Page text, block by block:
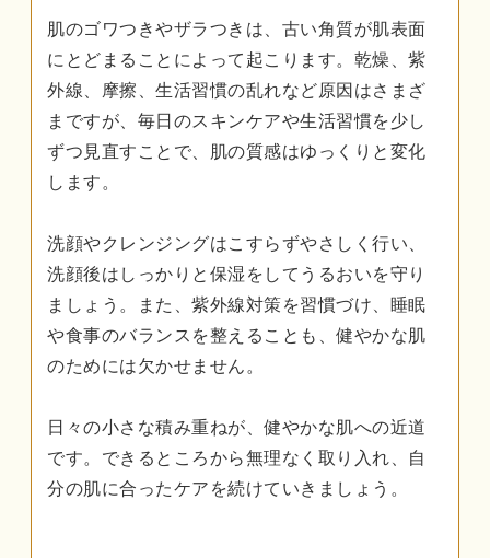
肌のゴワつきやザラつきは、古い角質が肌表面
にとどまることによって起こります。乾燥、紫
外線、摩擦、生活習慣の乱れなど原因はさまざ
まですが、毎日のスキンケアや生活習慣を少し
ずつ見直すことで、肌の質感はゆっくりと変化
します。
洗顔やクレンジングはこすらずやさしく行い、
洗顔後はしっかりと保湿をしてうるおいを守り
ましょう。また、紫外線対策を習慣づけ、睡眠
や食事のバランスを整えることも、健やかな肌
のためには欠かせません。
日々の小さな積み重ねが、健やかな肌への近道
です。できるところから無理なく取り入れ、自
分の肌に合ったケアを続けていきましょう。